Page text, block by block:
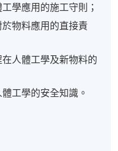
學應用的施工守則；
物料應用的直接責
人體工學及新物料的
工學的安全知識。